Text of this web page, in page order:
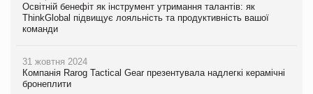
Освітній бенефіт як інструмент утримання талантів: як
ThinkGlobal підвищує лояльність та продуктивність вашої
команди
31 жовтня 2024
Компанія Rarog Tactical Gear презентувала надлегкі керамічні
бронеплити